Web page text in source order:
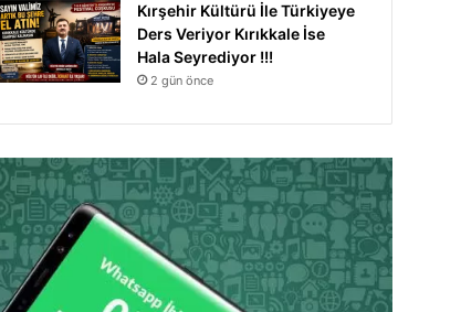
Kırşehir Kültürü İle Türkiyeye
Ders Veriyor Kırıkkale İse
Hala Seyrediyor !!!
2 gün önce